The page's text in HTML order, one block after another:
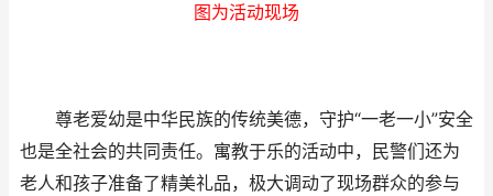
图为活动现场
尊老爱幼是中华民族的传统美德，守护“一老一小”安全
也是全社会的共同责任。寓教于乐的活动中，民警们还为
老人和孩子准备了精美礼品，极大调动了现场群众的参与